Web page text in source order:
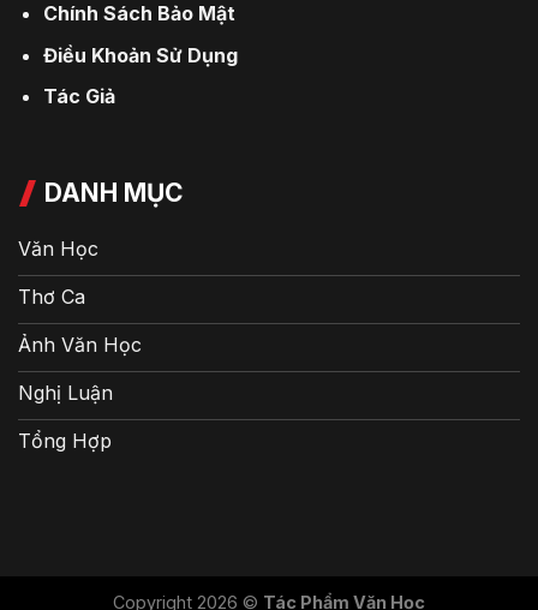
Chính Sách Bảo Mật
Điều Khoản Sử Dụng
Tác Giả
DANH MỤC
Văn Học
Thơ Ca
Ảnh Văn Học
Nghị Luận
Tổng Hợp
Copyright 2026 © Tác Phẩm Văn Học